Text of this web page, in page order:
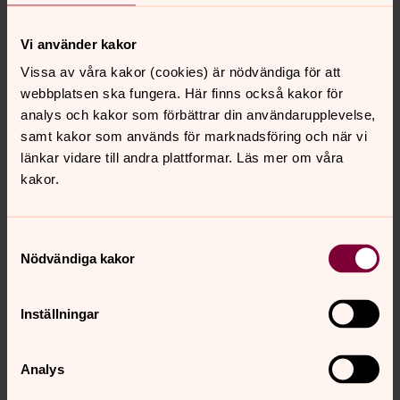
Vi använder kakor
Vissa av våra kakor (cookies) är nödvändiga för att
webbplatsen ska fungera. Här finns också kakor för
analys och kakor som förbättrar din användarupplevelse,
samt kakor som används för marknadsföring och när vi
länkar vidare till andra plattformar. Läs mer om våra
kakor.
Nödvändiga kakor
Inställningar
Analys